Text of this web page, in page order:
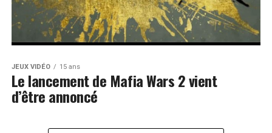
JEUX VIDÉO 15 ans
Le lancement de Mafia Wars 2 vient
d’être annoncé